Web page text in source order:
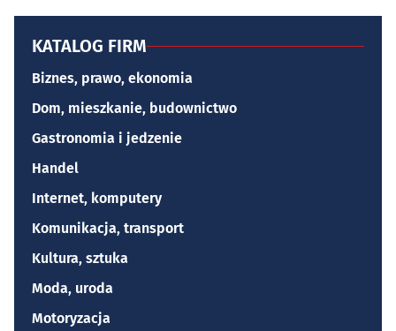
KATALOG FIRM
Biznes, prawo, ekonomia
Dom, mieszkanie, budownictwo
Gastronomia i jedzenie
Handel
Internet, komputery
Komunikacja, transport
Kultura, sztuka
Moda, uroda
Motoryzacja